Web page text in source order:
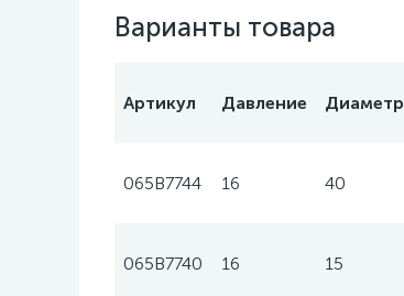
Варианты товара
Артикул Давление Диаметр
065B7744 16 40
065B7740 16 15